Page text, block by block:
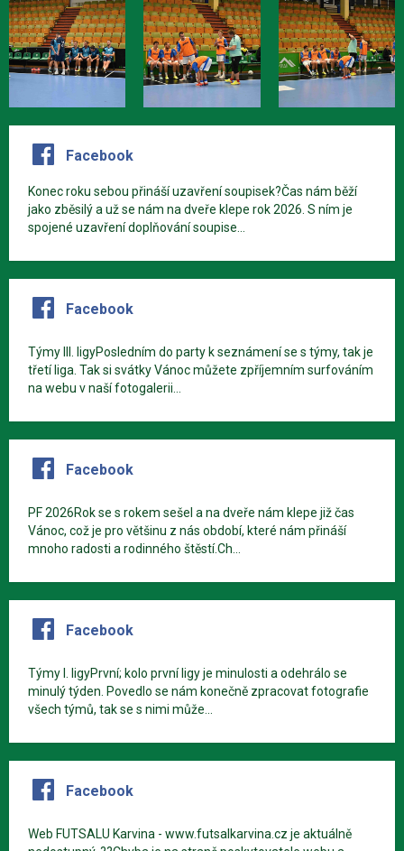
Facebook
Konec roku sebou přináší uzavření soupisek?Čas nám běží
jako zběsilý a už se nám na dveře klepe rok 2026. S ním je
spojené uzavření doplňování soupise...
Facebook
Týmy III. ligyPosledním do party k seznámení se s týmy, tak je
třetí liga. Tak si svátky Vánoc můžete zpříjemním surfováním
na webu v naší fotogalerii...
Facebook
PF 2026Rok se s rokem sešel a na dveře nám klepe již čas
Vánoc, což je pro většinu z nás období, které nám přináší
mnoho radosti a rodinného štěstí.Ch...
Facebook
Týmy I. ligyPrvní; kolo první ligy je minulosti a odehrálo se
minulý týden. Povedlo se nám konečně zpracovat fotografie
všech týmů, tak se s nimi může...
Facebook
Web FUTSALU Karvina - www.futsalkarvina.cz je aktuálně